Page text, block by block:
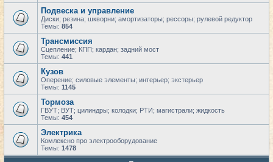
Подвеска и управление
Диски; резина; шкворни; амортизаторы; рессоры; рулевой редуктор
Темы: 854
Трансмиссия
Сцепление; КПП; кардан; задний мост
Темы: 441
Кузов
Оперение; силовые элементы; интерьер; экстерьер
Темы: 1145
Тормоза
ГВУТ; ВУТ; цилиндры; колодки; РТИ; магистрали; жидкость
Темы: 454
Электрика
Комлексно про электрооборудование
Темы: 1478